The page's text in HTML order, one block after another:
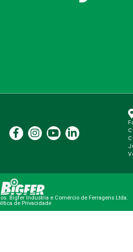
Bigfer Industria e Comércio de Ferragens Ltda.
de Privacidade